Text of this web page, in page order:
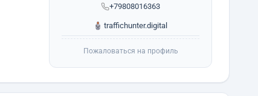
+79808016363
traffichunter.digital
Пожаловаться на профиль